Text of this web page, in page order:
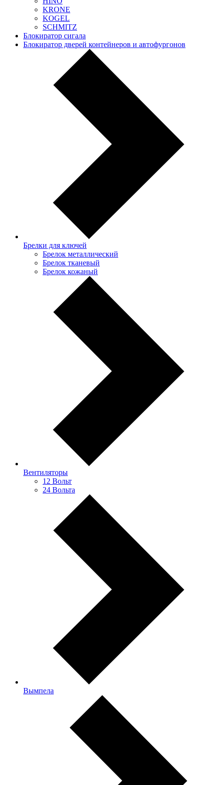
KRONE
KOGEL
SCHMITZ
Блокиратор сигала
Блокиратор дверей контейнеров и автофургонов
Брелки для ключей
Брелок металлический
Брелок тканевый
Брелок кожаный
Вентиляторы
12 Вольт
24 Вольта
Вымпела